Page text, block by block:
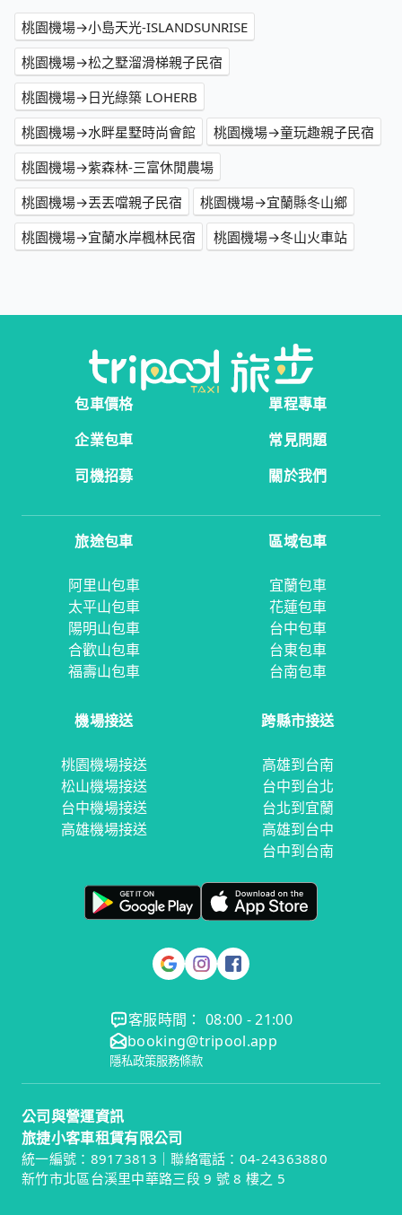
桃園機場→小島天光-ISLANDSUNRISE
桃園機場→松之墅溜滑梯親子民宿
桃園機場→日光綠築 LOHERB
桃園機場→水畔星墅時尚會館
桃園機場→童玩趣親子民宿
桃園機場→紫森林-三富休閒農場
桃園機場→丟丟噹親子民宿
桃園機場→宜蘭縣冬山鄉
桃園機場→宜蘭水岸楓林民宿
桃園機場→冬山火車站
包車價格
單程專車
企業包車
常見問題
司機招募
關於我們
旅途包車
阿里山包車
太平山包車
陽明山包車
合歡山包車
福壽山包車
區域包車
宜蘭包車
花蓮包車
台中包車
台東包車
台南包車
機場接送
桃園機場接送
松山機場接送
台中機場接送
高雄機場接送
跨縣市接送
高雄到台南
台中到台北
台北到宜蘭
高雄到台中
台中到台南
客服時間： 08:00 - 21:00
booking@tripool.app
隱私政策服務條款
公司與營運資訊
旅捷小客車租賃有限公司
統一編號：89173813｜聯絡電話：04-24363880
新竹市北區台溪里中華路三段 9 號 8 樓之 5